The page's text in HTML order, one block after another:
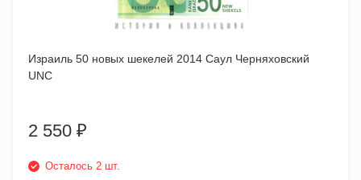
Израиль 50 новых шекелей 2014 Саул Черняховский
UNC
2 550 ₽
Осталось 2 шт.